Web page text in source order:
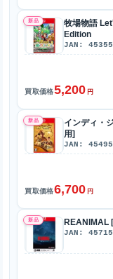
新品
牧場物語
Edition
JAN:
買取価格5,200 円
新品
インディ・
用]
JAN:
買取価格6,700 円
新品 REANIMAL
JAN: